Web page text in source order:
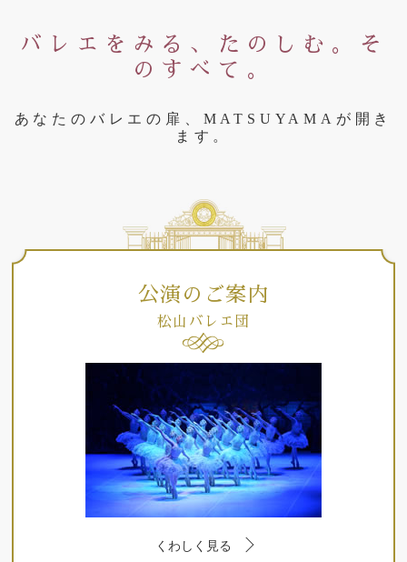
バレエをみる、たのしむ。そ
のすべて。
あなたのバレエの扉、MATSUYAMAが開き
ます。
公演のご案内
松山バレエ団
くわしく見る